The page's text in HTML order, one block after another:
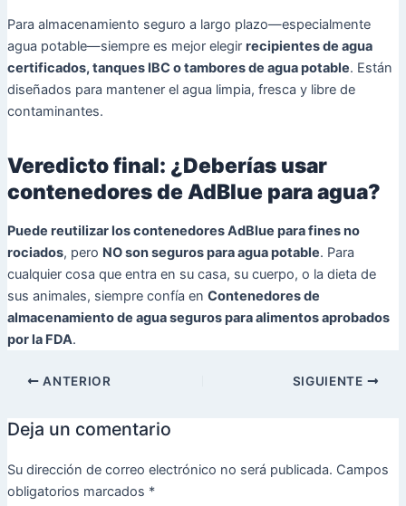
Para almacenamiento seguro a largo plazo—especialmente
agua potable—siempre es mejor elegir recipientes de agua
certificados, tanques IBC o tambores de agua potable. Están
diseñados para mantener el agua limpia, fresca y libre de
contaminantes.
Veredicto final: ¿Deberías usar
contenedores de AdBlue para agua?
Puede reutilizar los contenedores AdBlue para fines no
rociados, pero NO son seguros para agua potable. Para
cualquier cosa que entra en su casa, su cuerpo, o la dieta de
sus animales, siempre confía en Contenedores de
almacenamiento de agua seguros para alimentos aprobados
por la FDA.
ANTERIOR SIGUIENTE
Deja un comentario
Su dirección de correo electrónico no será publicada. Campos
obligatorios marcados *